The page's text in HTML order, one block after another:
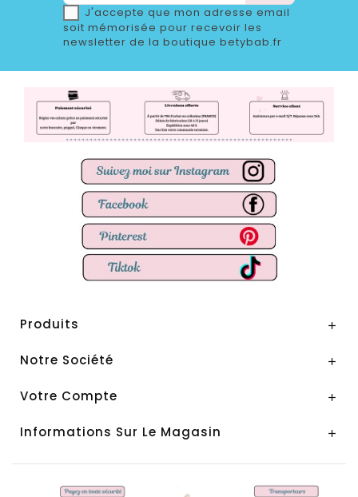
J'accepte que mon adresse email
soit mémorisée pour recevoir les
newsletter de la boutique betybab.fr
Produits 
Notre Société 
Votre Compte 
Informations Sur Le Magasin 